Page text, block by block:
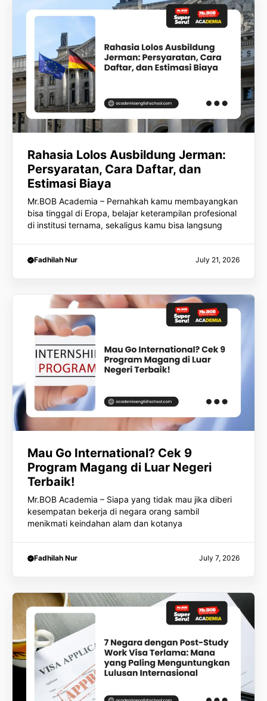
Rahasia Lolos Ausbildung Jerman:
Persyaratan, Cara Daftar, dan
Estimasi Biaya
Mr.BOB Academia – Pernahkah kamu membayangkan
bisa tinggal di Eropa, belajar keterampilan profesional
di institusi ternama, sekaligus kamu bisa langsung
Fadhilah Nur July 21, 2026
Mau Go International? Cek 9
Program Magang di Luar Negeri
Terbaik!
Mr.BOB Academia – Siapa yang tidak mau jika diberi
kesempatan bekerja di negara orang sambil
menikmati keindahan alam dan kotanya
Fadhilah Nur July 7, 2026